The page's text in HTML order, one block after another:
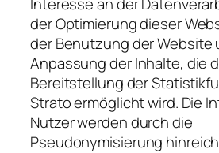
der Optimierung dieser
der Benutzung der Website
Anpassung der Inhalte, die
Bereitstellung der
Strato ermöglicht wird. Die
Nutzer werden durch die
Pseudonymisierung